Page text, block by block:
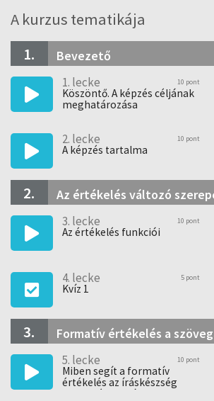
a nyelvtanuló is?
A képzés hasznos módszereket és
amelyekkel hatékonyan fejleszthetjük
íráskészségét anélkül, hogy minden
töltenénk. Ha szeretnéd elsajátítani, miért
szövegalkotást fejlesztő feladatból
mélységében kijavítani és a másik
kurzusomon.
A kurzus tematikája
1.
Bevezető
1. lecke 10 pont
Köszöntő. A képzés céljának
meghatározása
2. lecke 10 pont
A képzés tartalma
2.
3. lecke 10 pont
Az értékelés funkciói
4. lecke 5 pont
Kvíz 1
3.
5. lecke 10 pont
Miben segít a formatív
értékelés az íráskészség
fejlesztése során?